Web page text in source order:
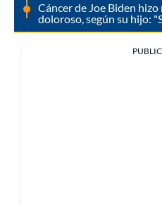
Cáncer de Joe Biden
doloroso, según su hijo: